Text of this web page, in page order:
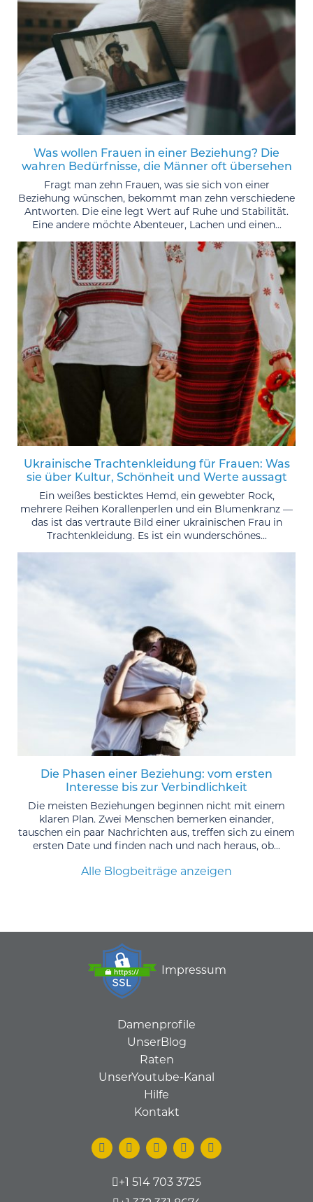
Was wollen Frauen in einer Beziehung? Die
wahren Bedürfnisse, die Männer oft übersehen
Fragt man zehn Frauen, was sie sich von einer
Beziehung wünschen, bekommt man zehn verschiedene
Antworten. Die eine legt Wert auf Ruhe und Stabilität.
Eine andere möchte Abenteuer, Lachen und einen...
Ukrainische Trachtenkleidung für Frauen: Was
sie über Kultur, Schönheit und Werte aussagt
Ein weißes besticktes Hemd, ein gewebter Rock,
mehrere Reihen Korallenperlen und ein Blumenkranz —
das ist das vertraute Bild einer ukrainischen Frau in
Trachtenkleidung. Es ist ein wunderschönes...
Die Phasen einer Beziehung: vom ersten
Interesse bis zur Verbindlichkeit
Die meisten Beziehungen beginnen nicht mit einem
klaren Plan. Zwei Menschen bemerken einander,
tauschen ein paar Nachrichten aus, treffen sich zu einem
ersten Date und finden nach und nach heraus, ob...
Alle Blogbeiträge anzeigen
Impressum
Damenprofile
UnserBlog
Raten
UnserYoutube-Kanal
Hilfe
Kontakt
+1 514 703 3725